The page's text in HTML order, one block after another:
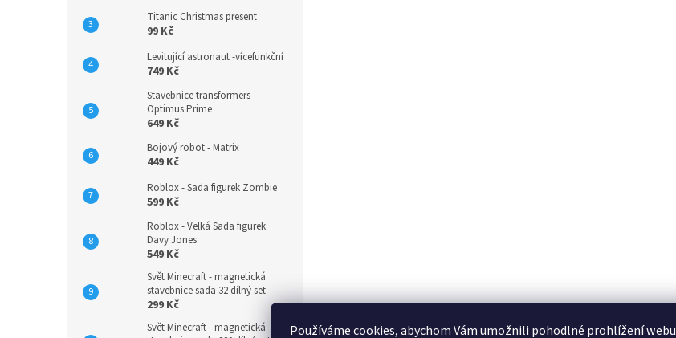
Používáme cookies, abychom Vám umožnili pohodlné prohlížení webu
Titanic Christmas present
99 Kč
Levitující astronaut -vícefunkční
749 Kč
Stavebnice transformers
Optimus Prime
649 Kč
Bojový robot - Matrix
449 Kč
Roblox - Sada figurek Zombie
599 Kč
Roblox - Velká Sada figurek
Davy Jones
549 Kč
Svět Minecraft - magnetická
stavebnice sada 32 dílný set
299 Kč
Svět Minecraft - magnetická